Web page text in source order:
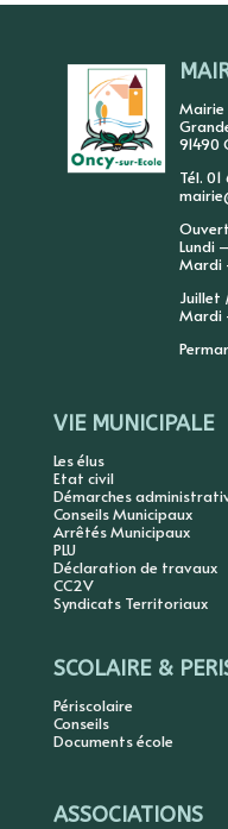
Mairie
91490
Tél.
Lundi
Mardi
Juillet
Mardi
VIE MUNICIPALE
Les élus
Etat civil
Démarches
Conseils Municipaux
Arrêtés Municipaux
PLU
Déclaration de travaux
CC2V
Syndicats Territoriaux
SCOLAIRE &
Périscolaire
Conseils
Documents école
ASSOCIATIONS